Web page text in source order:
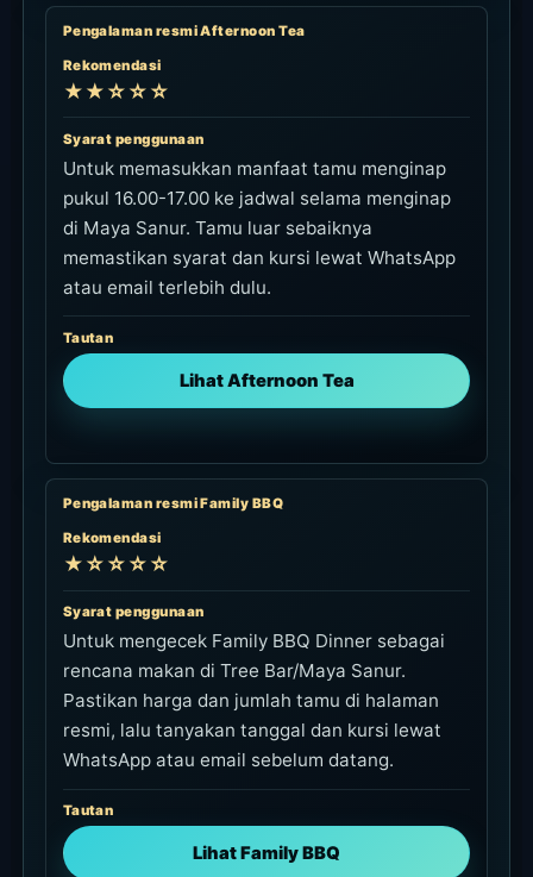
Pengalaman resmi Afternoon Tea
Rekomendasi
★★☆☆☆
Syarat penggunaan
Untuk memasukkan manfaat tamu menginap
pukul 16.00-17.00 ke jadwal selama menginap
di Maya Sanur. Tamu luar sebaiknya
memastikan syarat dan kursi lewat WhatsApp
atau email terlebih dulu.
Tautan
Lihat Afternoon Tea
Pengalaman resmi Family BBQ
Rekomendasi
★☆☆☆☆
Syarat penggunaan
Untuk mengecek Family BBQ Dinner sebagai
rencana makan di Tree Bar/Maya Sanur.
Pastikan harga dan jumlah tamu di halaman
resmi, lalu tanyakan tanggal dan kursi lewat
WhatsApp atau email sebelum datang.
Tautan
Lihat Family BBQ